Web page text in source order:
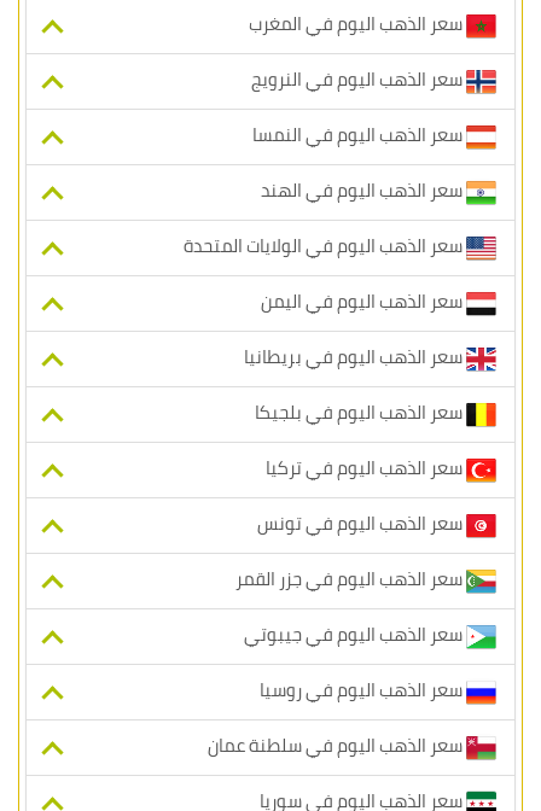
سعر الذهب اليوم في المغرب
سعر الذهب اليوم في النرويج
سعر الذهب اليوم في النمسا
سعر الذهب اليوم في الهند
سعر الذهب اليوم في الولايات المتحدة
سعر الذهب اليوم في اليمن
سعر الذهب اليوم في بريطانيا
سعر الذهب اليوم في بلجيكا
سعر الذهب اليوم في تركيا
سعر الذهب اليوم في تونس
سعر الذهب اليوم في جزر القمر
سعر الذهب اليوم في جيبوتي
سعر الذهب اليوم في روسيا
سعر الذهب اليوم في سلطنة عمان
سعر الذهب اليوم في سوريا